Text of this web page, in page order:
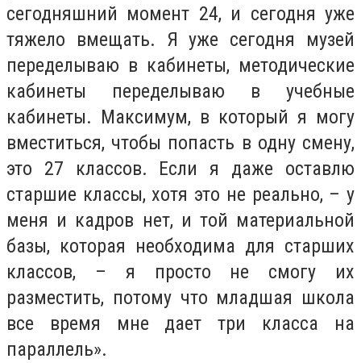
сегодняшний момент 24, и сегодня уже
тяжело вмещать. Я уже сегодня музей
переделываю в кабинеты, методические
кабинеты переделываю в учебные
кабинеты. Максимум, в который я могу
вместиться, чтобы попасть в одну смену,
это 27 классов. Если я даже оставлю
старшие классы, хотя это не реально, – у
меня и кадров нет, и той материальной
базы, которая необходима для старших
классов, – я просто не смогу их
разместить, потому что младшая школа
все время мне дает три класса на
параллель».